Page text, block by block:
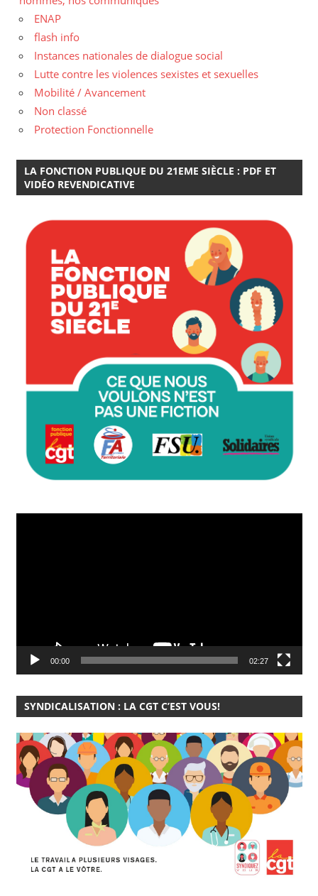
ENAP
flash info
Instances nationales de dialogue social
Lutte contre les violences sexistes et sexuelles
Mobilité / Avancement
Non classé
Protection Fonctionnelle
LA FONCTION PUBLIQUE DU 21EME SIÈCLE : PDF ET
VIDÉO REVENDICATIVE
00:00 02:27
SYNDICALISATION : LA CGT C’EST VOUS!